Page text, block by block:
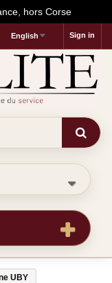
hors Corse
Sign in
English
UBY